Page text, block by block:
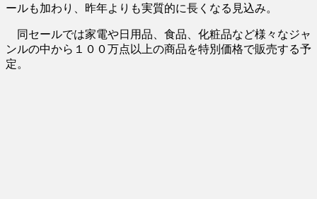
ールも加わり、昨年よりも実質的に長くなる見込み。
同セールでは家電や日用品、食品、化粧品など様々なジャ
ンルの中から１００万点以上の商品を特別価格で販売する予
定。